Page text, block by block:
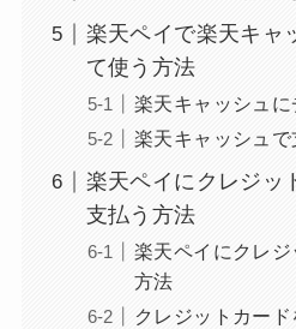
楽天ペイで楽天キャ
て使う方法
楽天キャッシュ
楽天キャッシュ
楽天ペイにクレジッ
支払う方法
楽天ペイにクレ
方法
クレジットカー